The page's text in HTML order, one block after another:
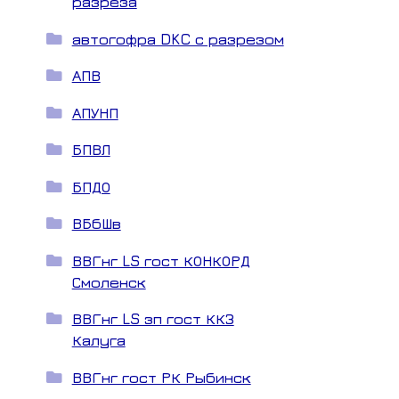
автогофра DKC с разрезом
АПВ
АПУНП
БПВЛ
БПДО
ВБбШв
ВВГнг LS гост КОНКОРД
Смоленск
ВВГнг LS зп гост ККЗ
Калуга
ВВГнг гост РК Рыбинск